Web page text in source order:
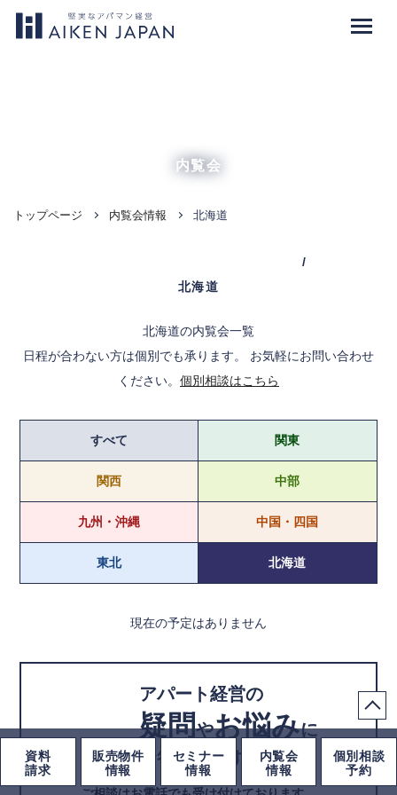
内覧会
トップページ 内覧会情報 北海道
北海道
北海道の内覧会一覧
日程が合わない方は個別でも承ります。 お気軽にお問い合わせ
ください。 個別相談はこちら
すべて 関東
関西 中部
九州・沖縄 中国・四国
東北 北海道
現在の予定はありません
アパート経営の
疑問やお悩みに
お答えします！
資料
請求
販売物件
情報
セミナー
情報
内覧会
情報
個別相談
予約